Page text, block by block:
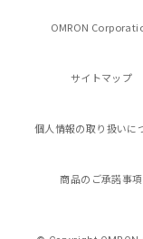
OMRON
サイトマップ
個人情報の取り扱いに
商品のご承諾事項